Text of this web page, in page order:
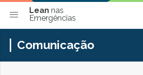
Lean nas
Emergências
Comunicação